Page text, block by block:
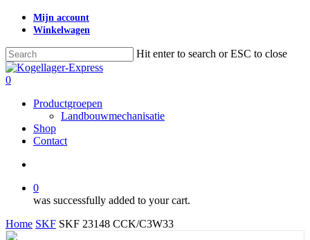
Skip
content
Mijn account
Winkelwagen
Hit enter to search or ESC to close
Close
Search
search
0
Productgroepen
Landbouwmechanisatie
Shop
Contact
0
was successfully added to your cart.
Home SKF SKF 23148 CCK/C3W33